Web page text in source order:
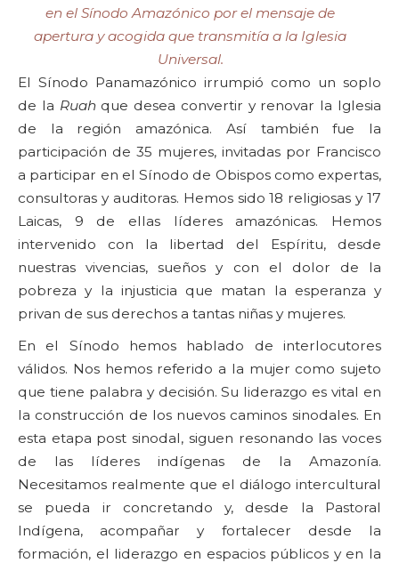
en el Sínodo Amazónico por el mensaje de
apertura y acogida que transmitía a la Iglesia
Universal.
El Sínodo Panamazónico irrumpió como un soplo
de la Ruahque desea convertir y renovar la Iglesia
de la región amazónica. Así también fue la
participación de 35 mujeres, invitadas por Francisco
a participar en el Sínodo de Obispos como expertas,
consultoras y auditoras. Hemos sido 18 religiosas y 17
Laicas, 9 de ellas líderes amazónicas. Hemos
intervenido con la libertad del Espíritu, desde
nuestras vivencias, sueños y con el dolor de la
pobreza y la injusticia que matan la esperanza y
privan de sus derechos a tantas niñas y mujeres.
En el Sínodo hemos hablado de interlocutores
válidos. Nos hemos referido a la mujer como sujeto
que tiene palabra y decisión. Su liderazgo es vital en
la construcción de los nuevos caminos sinodales. En
esta etapa post sinodal, siguen resonando las voces
de las líderes indígenas de la Amazonía.
Necesitamos realmente que el diálogo intercultural
se pueda ir concretando y, desde la Pastoral
Indígena, acompañar y fortalecer desde la
formación, el liderazgo en espacios públicos y en la